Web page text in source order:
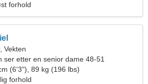
forhold
Vekten
ser etter en senior dame 48-51
(6'3"), 89 kg (196 lbs)
forhold